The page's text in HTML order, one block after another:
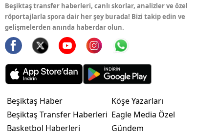
Beşiktaş transfer haberleri, canlı skorlar, analizler ve özel
röportajlarla spora dair her şey burada! Bizi takip edin ve
gelişmelerden anında haberdar olun.
Beşiktaş Haber
Beşiktaş Transfer Haberleri
Basketbol Haberleri
Köşe Yazarları
Eagle Media Özel
Gündem